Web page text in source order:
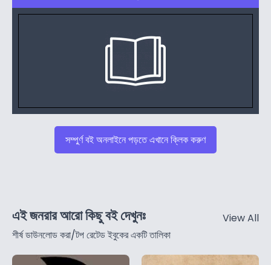
সম্পুর্ণ বই অনলাইনে পড়তে এখানে ক্লিক করুণ
এই জনরার আরো কিছু বই দেখুনঃ
শীর্ষ ডাউনলোড করা/টপ রেটেড ইবুকের একটি তালিকা
View All